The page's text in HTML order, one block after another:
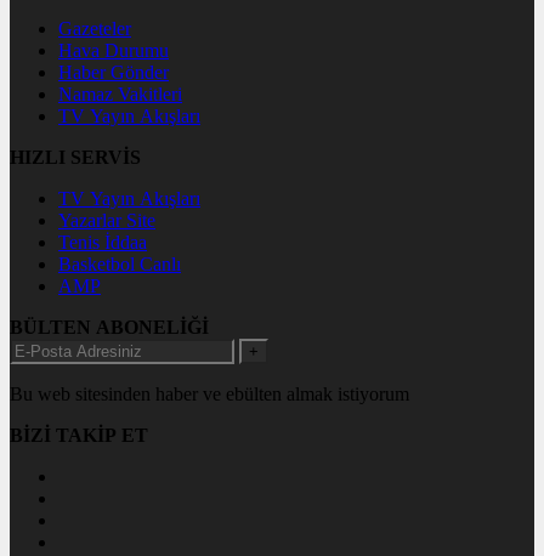
Gazeteler
Hava Durumu
Haber Gönder
Namaz Vakitleri
TV Yayın Akışları
HIZLI SERVİS
TV Yayın Akışları
Yazarlar Site
Tenis İddaa
Basketbol Canlı
AMP
BÜLTEN ABONELİĞİ
+
Bu web sitesinden haber ve ebülten almak istiyorum
BİZİ TAKİP ET